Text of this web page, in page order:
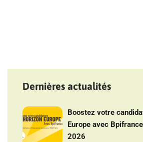
Dernières actualités
Boostez votre
Europe avec
2026